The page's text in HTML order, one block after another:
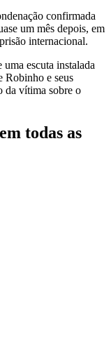
confirmada
um mês depois, em
internacional.
escuta instalada
Robinho e seus
da vítima sobre o
em todas as